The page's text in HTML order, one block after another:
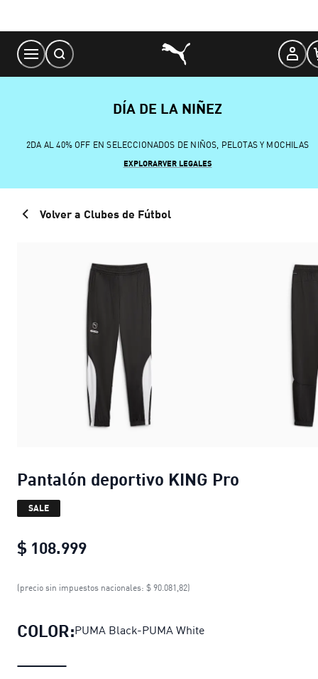
Content
DÍA DE LA NIÑEZ
2DA AL 40% OFF EN SELECCIONADOS DE NIÑOS, PELOTAS Y MOCHILAS
EXPLORARVER LEGALES
Volver a Clubes de Fútbol
Pantalón deportivo KING Pro
SALE
$ 108.999
Pantalón deportivo KING Pro
(precio sin impuestos nacionales: $ 90.081,82)
COLOR:PUMA Black-PUMA White